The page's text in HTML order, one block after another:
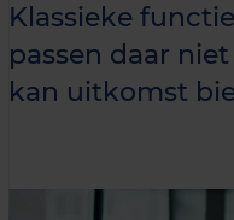
Klassieke
passen daar
kan uitkomst